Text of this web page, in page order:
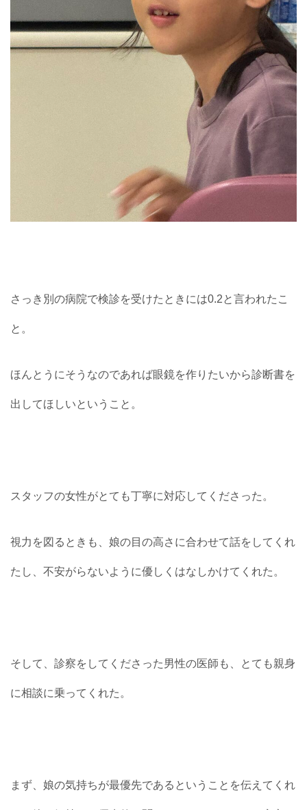
さっき別の病院で検診を受けたときには0.2と言われたこ
と。
ほんとうにそうなのであれば眼鏡を作りたいから診断書を
出してほしいということ。
スタッフの女性がとても丁寧に対応してくださった。
視力を図るときも、娘の目の高さに合わせて話をしてくれ
たし、不安がらないように優しくはなしかけてくれた。
そして、診察をしてくださった男性の医師も、とても親身
に相談に乗ってくれた。
まず、娘の気持ちが最優先であるということを伝えてくれ